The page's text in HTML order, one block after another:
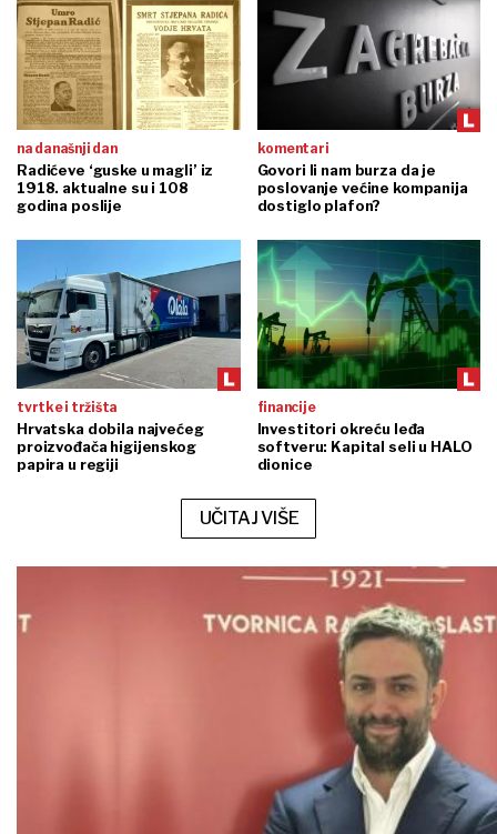
na današnji dan
Radićeve ‘guske u magli’ iz
1918. aktualne su i 108
godina poslije
komentari
Govori li nam burza da je
poslovanje većine kompanija
dostiglo plafon?
tvrtke i tržišta
Hrvatska dobila najvećeg
proizvođača higijenskog
papira u regiji
financije
Investitori okreću leđa
softveru: Kapital seli u HALO
dionice
UČITAJ VIŠE